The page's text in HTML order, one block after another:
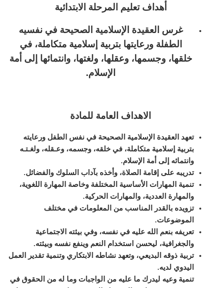
أهداف تعليم المرحلة الابتدائية
غرس العقيدة الإسلامية الصحيحة في نفسيه
الطفلة ورعايتها بتربية إسلامية متكاملة، في
خلقها، وجسمها، وعقلها، ولغتها، وانتمائها إلى أمة
الإسلام.
الاهداف العامة للمادة
تعهد العقيدة الإسلامية الصحيحة في نفس الطفل ورعايته
بتربية إسلامية متكاملة، في خلقه، وجسمه، وعـقله، ولغـتـه
وانتمائه إلى أمة الإسلام.
تدريبه على إقامة الصلاة، وأخذه بآداب السلوك والفضائل.
تنمية المهارات الأساسية المختلفة وخاصة المهارة اللغوية،
والمهارة العددية، والمهارات الحركية.
تزويده بالقدر المناسب من المعلومات في مختلف
الموضوعات.
تعريفه بنعم الله عليه في نفسه، وفي بيئته الاجتماعية
والجغرافية، ليحسن استخدام النعم وينفع نفسه وبيئته.
تربية ذوقه البديعي، وتعهد نشاطه الابتكاري وتنمية تقدير العمل
اليدوي لديه.
تنمية وعيه ليدرك ما عليه من الواجبات وما له من الحقوق في